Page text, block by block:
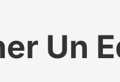
Un